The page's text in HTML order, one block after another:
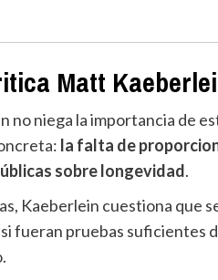
Matt
no niega la importancia de
la falta de
sobre longevidad.
Kaeberlein cuestiona que
fueran pruebas